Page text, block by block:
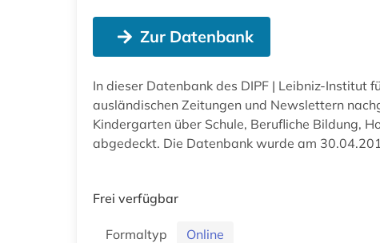
Zur Datenbank
In dieser Datenbank des DIPF | Leibniz-
ausländischen Zeitungen und Newslettern
Kindergarten über Schule, Berufliche Bildung,
abgedeckt. Die Datenbank wurde am
Frei verfügbar
Formaltyp
Online